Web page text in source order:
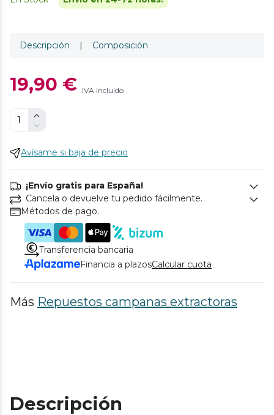
Descripción | Composición
19,90 € IVA incluido
Avísame si baja de precio
¡Envío gratis para España!
Cancela o devuelve tu pedido fácilmente.
Métodos de pago.
Transferencia bancaria
Financia a plazosCalcular cuota
Más Repuestos campanas extractoras
Descripción